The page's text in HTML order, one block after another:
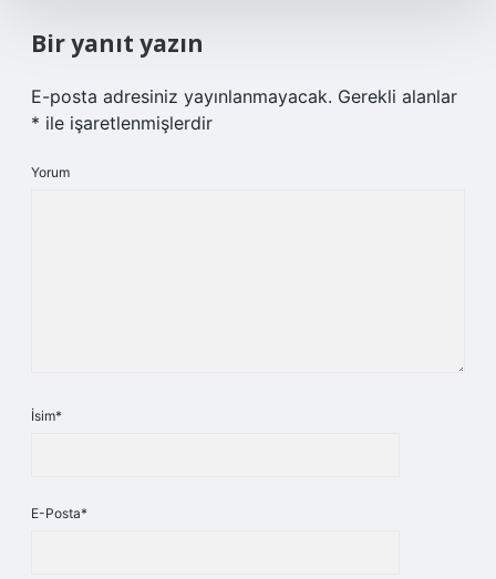
Bir yanıt yazın
E-posta adresiniz yayınlanmayacak. Gerekli alanlar
* ile işaretlenmişlerdir
Yorum
İsim*
E-Posta*